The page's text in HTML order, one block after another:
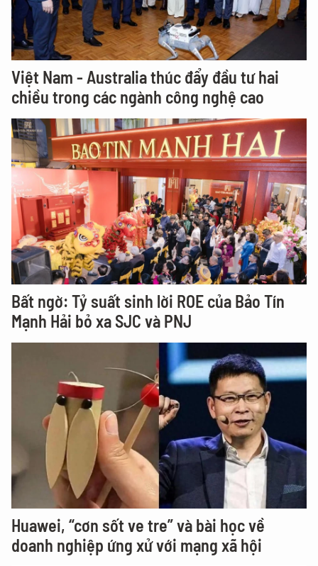
Việt Nam - Australia thúc đẩy đầu tư hai
chiều trong các ngành công nghệ cao
Bất ngờ: Tỷ suất sinh lời ROE của Bảo Tín
Mạnh Hải bỏ xa SJC và PNJ
Huawei, “cơn sốt ve tre” và bài học về
doanh nghiệp ứng xử với mạng xã hội